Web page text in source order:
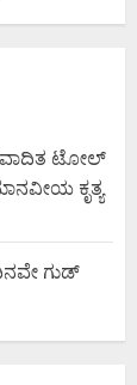
ವಿವಾದಿತ ಟೋಲ್
ಕೃತ್ಯ
ಗುಡ್